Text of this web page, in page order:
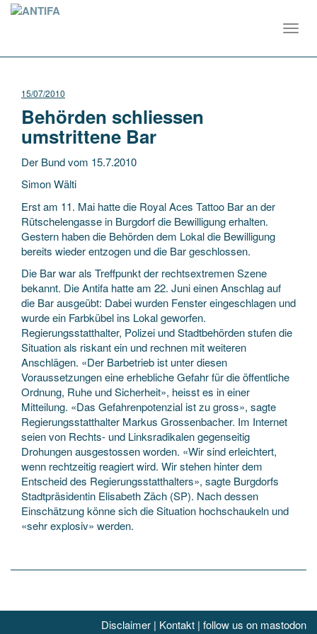
15/07/2010
Behörden schliessen
umstrittene Bar
Der Bund vom 15.7.2010
Simon Wälti
Erst am 11. Mai hatte die Royal Aces Tattoo Bar an der
Rütschelengasse in Burgdorf die Bewilligung erhalten.
Gestern haben die Behörden dem Lokal die Bewilligung
bereits wieder entzogen und die Bar geschlossen.
Die Bar war als Treffpunkt der rechtsextremen Szene
bekannt. Die Antifa hatte am 22. Juni einen Anschlag auf
die Bar ausgeübt: Dabei wurden Fenster eingeschlagen und
wurde ein Farbkübel ins Lokal geworfen.
Regierungsstatthalter, Polizei und Stadtbehörden stufen die
Situation als riskant ein und rechnen mit weiteren
Anschlägen. «Der Barbetrieb ist unter diesen
Voraussetzungen eine erhebliche Gefahr für die öffentliche
Ordnung, Ruhe und Sicherheit», heisst es in einer
Mitteilung. «Das Gefahrenpotenzial ist zu gross», sagte
Regierungsstatthalter Markus Grossenbacher. Im Internet
seien von Rechts- und Linksradikalen gegenseitig
Drohungen ausgestossen worden. «Wir sind erleichtert,
wenn rechtzeitig reagiert wird. Wir stehen hinter dem
Entscheid des Regierungsstatthalters», sagte Burgdorfs
Stadtpräsidentin Elisabeth Zäch (SP). Nach dessen
Einschätzung könne sich die Situation hochschaukeln und
«sehr explosiv» werden.
Disclaimer | Kontakt | follow us on mastodon